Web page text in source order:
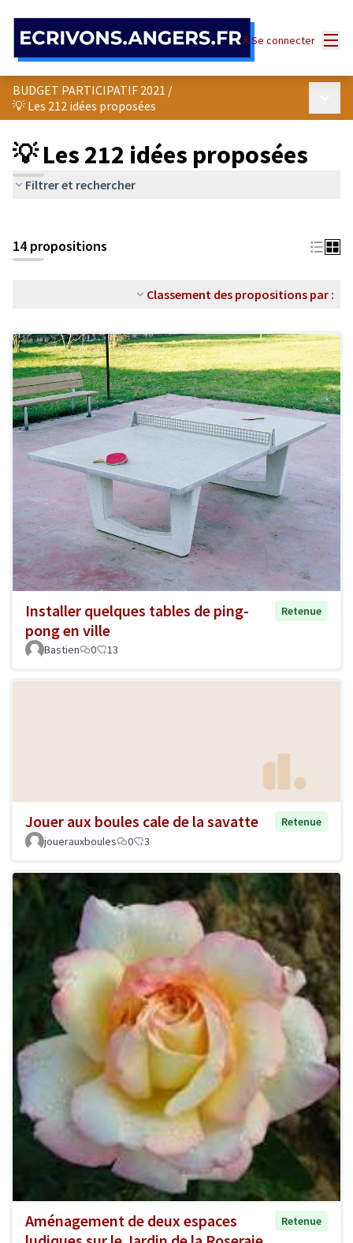
Se connecter
BUDGET PARTICIPATIF 2021 /
💡 Les 212 idées proposées
💡 Les 212 idées proposées
Filtrer et rechercher
14 propositions
Classement des propositions par :
Installer quelques tables de ping-
pong en ville
Retenue
Bastien 0 13
Jouer aux boules cale de la savatte
Retenue
jouerauxboules
0 3
Aménagement de deux espaces
Retenue